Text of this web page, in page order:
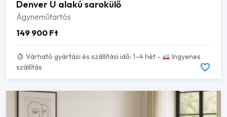
Denver U alakú sarokülő
Ágyneműtartós
149 900 Ft
Várható gyártási és szállítási idő: 1–4 hét -
Ingyenes
szállítás